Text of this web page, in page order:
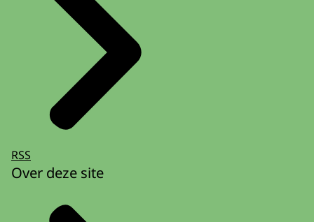
RSS
Over deze site